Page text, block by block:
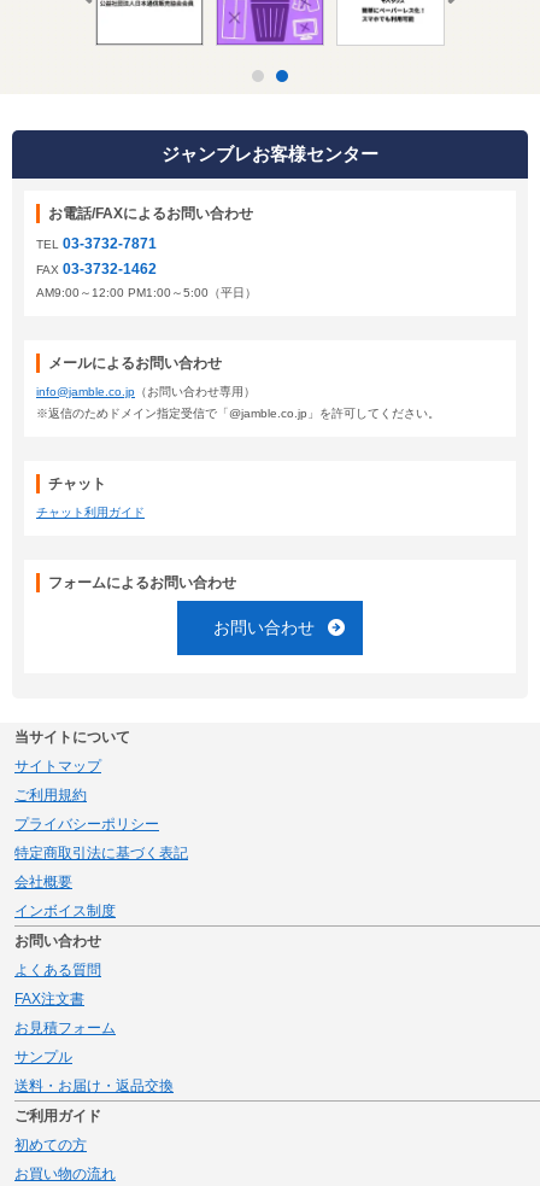
ジャンブレお客様センター
お電話/FAXによるお問い合わせ
TEL 03-3732-7871
FAX 03-3732-1462
AM9:00～12:00 PM1:00～5:00（平日）
メールによるお問い合わせ
info@jamble.co.jp （お問い合わせ専用）
※返信のためドメイン指定受信で「@jamble.co.jp」を許可してください。
チャット
チャット利用ガイド
フォームによるお問い合わせ
お問い合わせ
当サイトについて
サイトマップ
ご利用規約
プライバシーポリシー
特定商取引法に基づく表記
会社概要
インボイス制度
お問い合わせ
よくある質問
FAX注文書
お見積フォーム
サンプル
送料・お届け・返品交換
ご利用ガイド
初めての方
お買い物の流れ